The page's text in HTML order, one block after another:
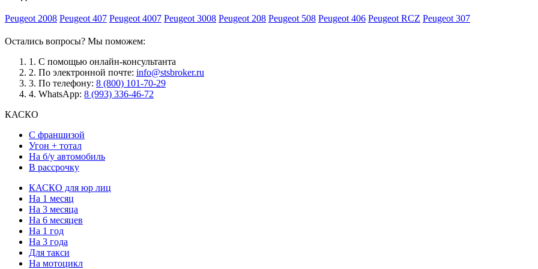
Peugeot 2008 Peugeot 407 Peugeot 4007 Peugeot 3008 Peugeot 208 Peugeot 508 Peugeot 406 Peugeot RCZ Peugeot 307
Остались вопросы? Мы поможем:
1. С помощью онлайн-консультанта
2. По электронной почте: info@stsbroker.ru
3. По телефону: 8 (800) 101-70-29
4. WhatsApp: 8 (993) 336-46-72
КАСКО
С франшизой
Угон + тотал
На б/у автомобиль
В рассрочку
КАСКО для юр лиц
На 1 месяц
На 3 месяца
На 6 месяцев
На 1 год
На 3 года
Для такси
На мотоцикл